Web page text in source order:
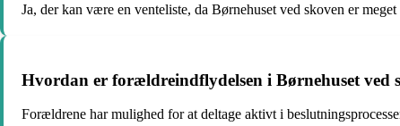
Ja, der kan være en venteliste, da Børnehuset ved skoven er
Hvordan er forældreindflydelsen i Børnehuset ved
Forældrene har mulighed for at deltage aktivt i